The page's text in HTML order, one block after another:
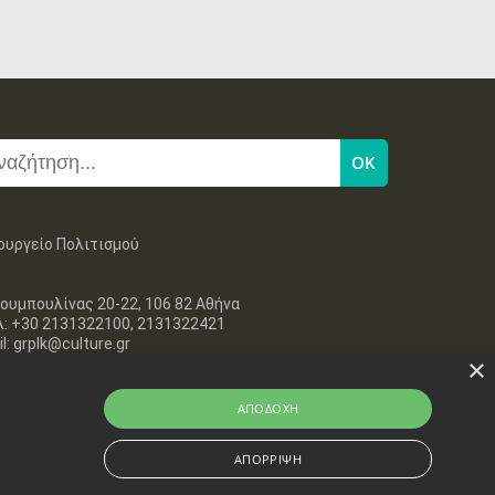
Πολιτισμού
20-22, 106 82 Αθήνα
+30 2131322100, 2131322421
grplk@culture.gr
×
ΑΠΟΔΟΧΉ
ΑΠΌΡΡΙΨΗ